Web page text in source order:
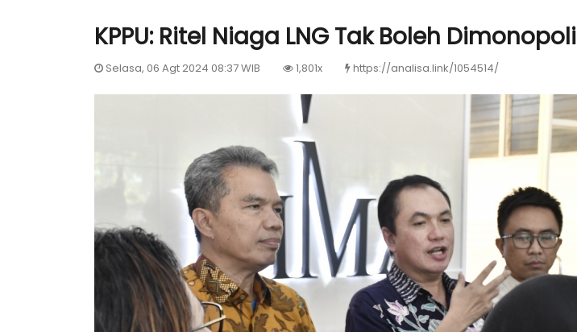
KPPU: Ritel Niaga LNG Tak Boleh Dimonopoli
Selasa, 06 Agt 2024 08:37 WIB 1,801x https://analisa.link/1054514/